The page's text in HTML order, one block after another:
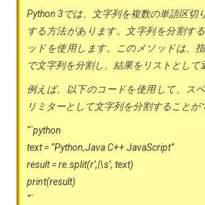
Python 3では、文字列を複数の単語区切
する方法があります。文字列を分割す
ッドを使用します。このメソッドは、
で文字列を分割し、結果をリストとして
例えば、以下のコードを使用して、ス
リミターとして文字列を分割することが
“`python
text = “Python,Java C++ JavaScript”
result = re.split(r’,|\s’, text)
print(result)
“`